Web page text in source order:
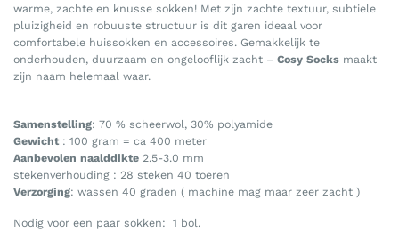
warme, zachte en knusse sokken! Met zijn zachte textuur, subtiele
pluizigheid en robuuste structuur is dit garen ideaal voor
comfortabele huissokken en accessoires. Gemakkelijk te
onderhouden, duurzaam en ongelooflijk zacht – Cosy Socks maakt
zijn naam helemaal waar.
Samenstelling: 70 % scheerwol, 30% polyamide
Gewicht: 100 gram = ca 400 meter
Aanbevolen naalddikte 2.5-3.0 mm
stekenverhouding : 28 steken 40 toeren
Verzorging: wassen 40 graden ( machine mag maar zeer zacht )
Nodig voor een paar sokken: 1 bol.